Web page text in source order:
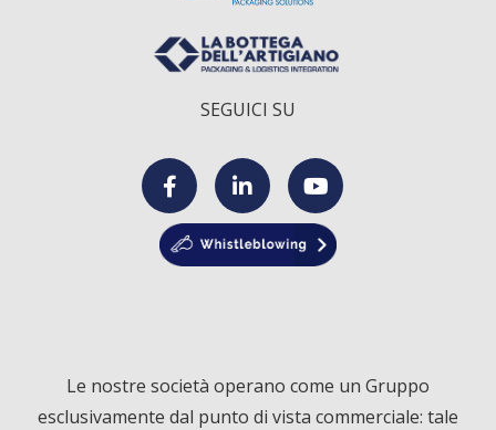
SEGUICI SU
F
e
L Y
Le nostre società operano come un Gruppo
esclusivamente dal punto di vista commerciale: tale